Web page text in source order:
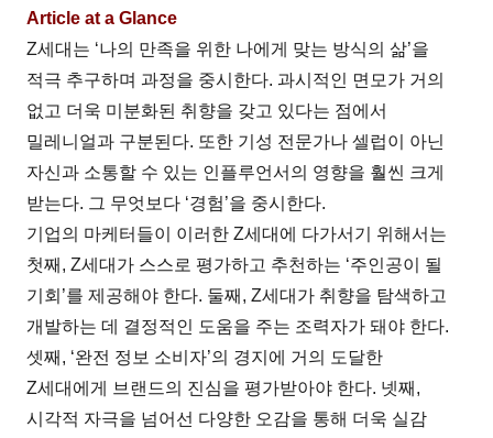
Article at a Glance
Z세대는 ‘나의 만족을 위한 나에게 맞는 방식의 삶’을
적극 추구하며 과정을 중시한다. 과시적인 면모가 거의
없고 더욱 미분화된 취향을 갖고 있다는 점에서
밀레니얼과 구분된다. 또한 기성 전문가나 셀럽이 아닌
자신과 소통할 수 있는 인플루언서의 영향을 훨씬 크게
받는다. 그 무엇보다 ‘경험’을 중시한다.
기업의 마케터들이 이러한 Z세대에 다가서기 위해서는
첫째, Z세대가 스스로 평가하고 추천하는 ‘주인공이 될
기회’를 제공해야 한다. 둘째, Z세대가 취향을 탐색하고
개발하는 데 결정적인 도움을 주는 조력자가 돼야 한다.
셋째, ‘완전 정보 소비자’의 경지에 거의 도달한
Z세대에게 브랜드의 진심을 평가받아야 한다. 넷째,
시각적 자극을 넘어선 다양한 오감을 통해 더욱 실감